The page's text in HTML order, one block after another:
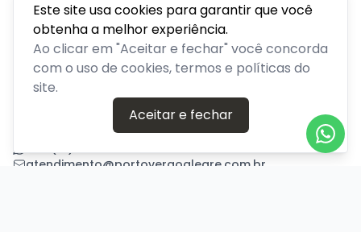
Este site usa cookies para garantir que você
obtenha a melhor experiência.
Ao clicar em "Aceitar e fechar" você concorda
com o uso de cookies, termos e políticas do
site.
Aceitar e fechar
Venda de ingressos para eventos em Porto Alegre, Rio
PLATAFORMA POR
Precisa de ajuda?
atendimento@portoveraoalegre.com.br